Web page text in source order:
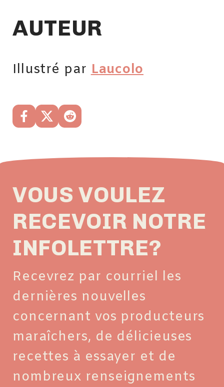
AUTEUR
Illustré par Laucolo
VOUS VOULEZ
RECEVOIR NOTRE
INFOLETTRE?
Recevrez par courriel les
dernières nouvelles
concernant vos producteurs
maraîchers, de délicieuses
recettes à essayer et de
nombreux renseignements